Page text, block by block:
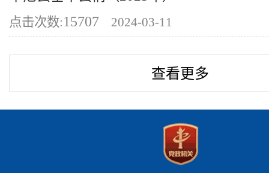
点击次数:15707 2024-03-11
查看更多